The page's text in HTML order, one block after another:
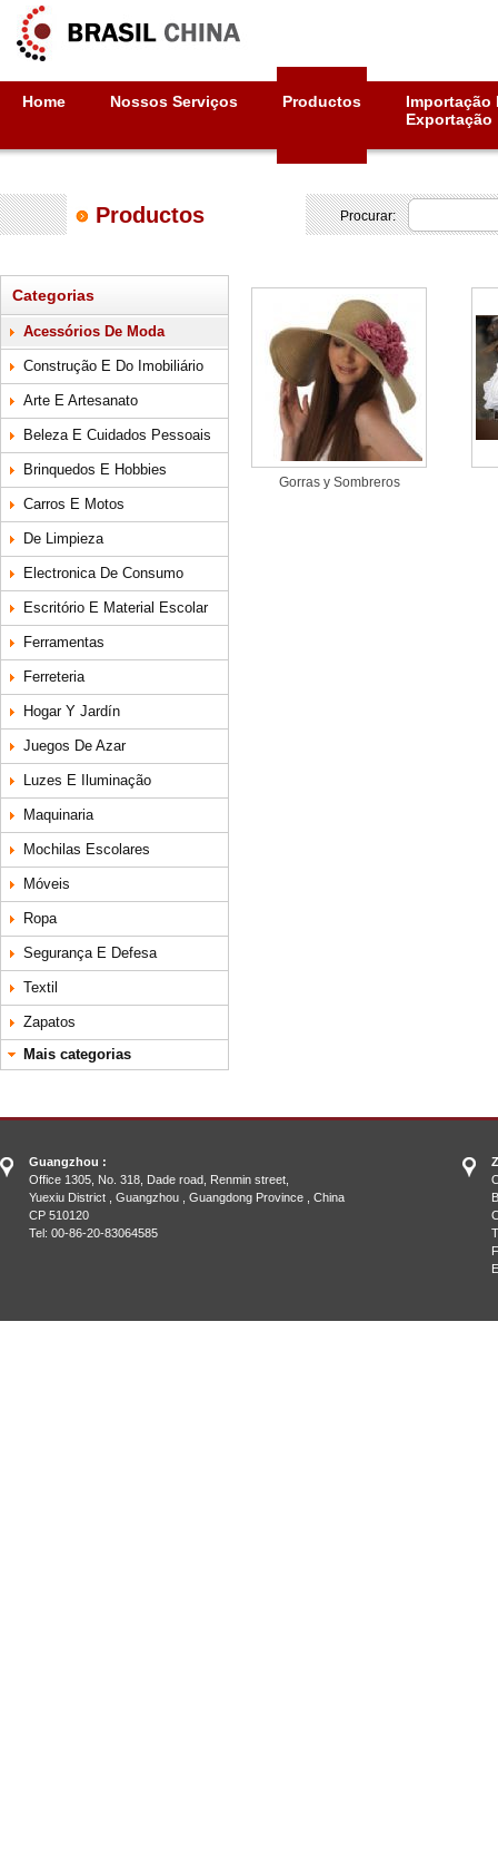
Home Nossos Serviços Productos
Importação
Exportação
Productos Procurar:
Categorias
Acessórios De Moda
Construção E Do Imobiliário
Arte E Artesanato
Beleza E Cuidados Pessoais
Brinquedos E Hobbies
Carros E Motos
De Limpieza
Electronica De Consumo
Escritório E Material Escolar
Ferramentas
Ferreteria
Hogar Y Jardín
Juegos De Azar
Luzes E Iluminação
Maquinaria
Mochilas Escolares
Móveis
Ropa
Segurança E Defesa
Textil
Zapatos
Mais categorias
Gorras y Sombreros
Guangzhou :
Office 1305, No. 318, Dade road, Renmin street,
Yuexiu District , Guangzhou , Guangdong Province , China
CP 510120
Tel: 00-86-20-83064585